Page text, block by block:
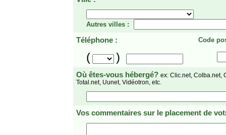
Autres villes :
Téléphone : Code
( )
Où êtes-vous hébergé? ex: Clic.net, Colba.net,
Total.net, Uunet, Vidéotron, etc.
Vos commentaires sur le placement de